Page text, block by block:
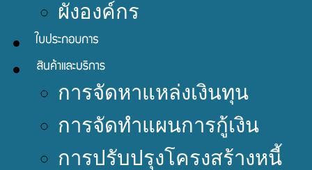
ผังองค์กร
การจัดหาแหล่งเงินทุน
การจัดทำแผนการกู้เงิน
การปรับปรุงโครงสร้างหนี้